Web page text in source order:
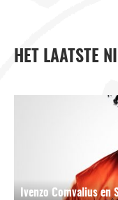
HET LAATSTE
Ivenzo Comvalius